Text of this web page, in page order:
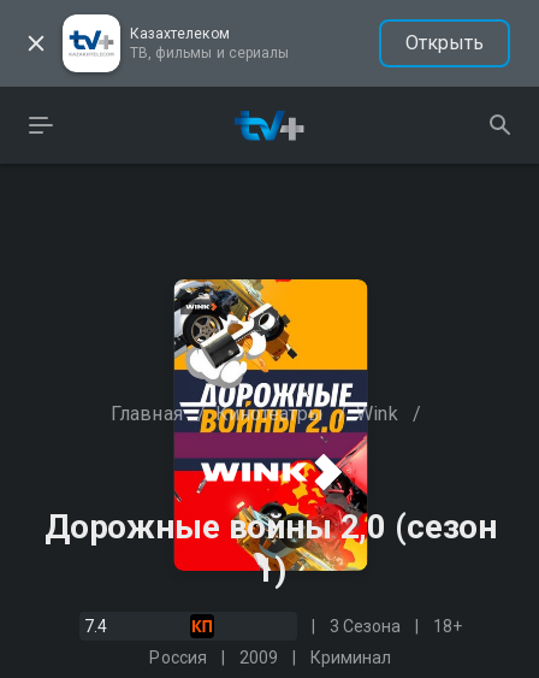
Казахтелеком
ТВ, фильмы и сериалы
Открыть
Главная / Кинотеатры / Wink /
Дорожные войны 2,0 (сезон
1)
7.4 3 Сезона
18+
Россия
2009 Криминал